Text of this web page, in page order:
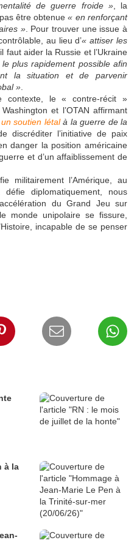
de guerre froide », la
être obtenue« en renforçant
». Pour trouver une issue à
au lieu d’« attiser les
faut aider la Russie et l’Ukraine
plus rapidement possible afin
la situation et de parvenir
»
contexte, le « contre-récit »
et l’OTAN affirmant
soutien létalà la guerre de la
discréditer l’initiative de paix
danger la position américaine
et d’un affaiblissement de
militairement l’Amérique, au
diplomatiquement, nous
du Grand Jeu sur
monde unipolaire se fissure,
incapable de se penser
à la